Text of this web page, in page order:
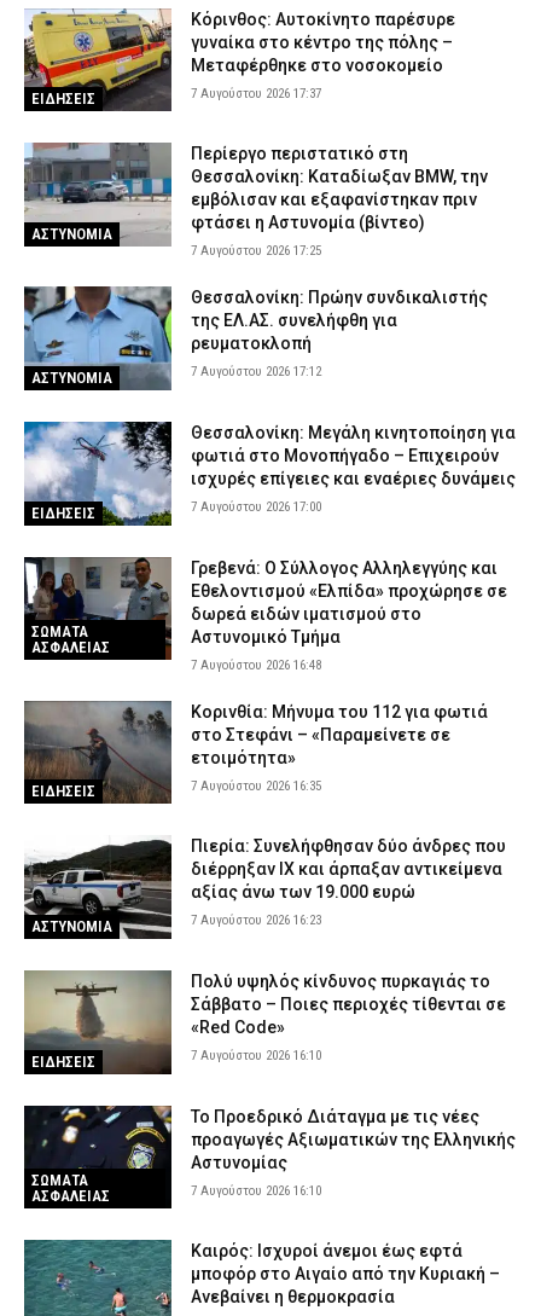
ΕΙΔΗΣΕΙΣ
Κόρινθος: Αυτοκίνητο παρέσυρε
γυναίκα στο κέντρο της πόλης –
Μεταφέρθηκε στο νοσοκομείο
7 Αυγούστου 2026 17:37
ΑΣΤΥΝΟΜΙΑ
Περίεργο περιστατικό στη
Θεσσαλονίκη: Καταδίωξαν BMW, την
εμβόλισαν και εξαφανίστηκαν πριν
φτάσει η Αστυνομία (βίντεο)
7 Αυγούστου 2026 17:25
ΑΣΤΥΝΟΜΙΑ
Θεσσαλονίκη: Πρώην συνδικαλιστής
της ΕΛ.ΑΣ. συνελήφθη για
ρευματοκλοπή
7 Αυγούστου 2026 17:12
ΕΙΔΗΣΕΙΣ
Θεσσαλονίκη: Μεγάλη κινητοποίηση για
φωτιά στο Μονοπήγαδο – Επιχειρούν
ισχυρές επίγειες και εναέριες δυνάμεις
7 Αυγούστου 2026 17:00
ΣΩΜΑΤΑ
ΑΣΦΑΛΕΙΑΣ
Γρεβενά: Ο Σύλλογος Αλληλεγγύης και
Εθελοντισμού «Ελπίδα» προχώρησε σε
δωρεά ειδών ιματισμού στο
Αστυνομικό Τμήμα
7 Αυγούστου 2026 16:48
ΕΙΔΗΣΕΙΣ
Κορινθία: Μήνυμα του 112 για φωτιά
στο Στεφάνι – «Παραμείνετε σε
ετοιμότητα»
7 Αυγούστου 2026 16:35
ΑΣΤΥΝΟΜΙΑ
Πιερία: Συνελήφθησαν δύο άνδρες που
διέρρηξαν ΙΧ και άρπαξαν αντικείμενα
αξίας άνω των 19.000 ευρώ
7 Αυγούστου 2026 16:23
ΕΙΔΗΣΕΙΣ
Πολύ υψηλός κίνδυνος πυρκαγιάς το
Σάββατο – Ποιες περιοχές τίθενται σε
«Red Code»
7 Αυγούστου 2026 16:10
ΣΩΜΑΤΑ
ΑΣΦΑΛΕΙΑΣ
Το Προεδρικό Διάταγμα με τις νέες
προαγωγές Αξιωματικών της Ελληνικής
Αστυνομίας
7 Αυγούστου 2026 16:10
Καιρός: Ισχυροί άνεμοι έως εφτά
μποφόρ στο Αιγαίο από την Κυριακή –
Ανεβαίνει η θερμοκρασία